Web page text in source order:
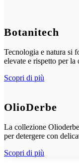
Botanitech
Tecnologia e natura si
elevate e rispetto per la
Scopri di più
OlioDerbe
La collezione
per detergere con
Scopri di più